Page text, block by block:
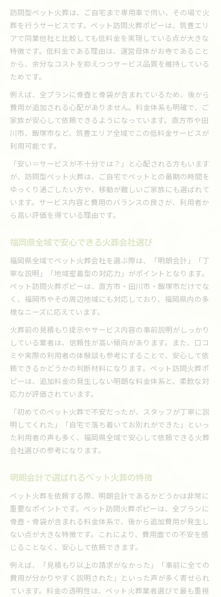
プラン内容と料金の明朗比較が重要
低料金でも高品質なサービスの見極め方
ペット火葬の費用と明朗なサービスを知るために
ペット火葬の平均費用と安心価格の違い
筑豊でわかる料金体系のポイント解説
骨壺や骨袋も含むお得な火葬プラン紹介
訪問型ペット火葬は、ご自宅まで専用車で伺い、その場で火
葬を行うサービスです。ペット訪問火葬ポピーは、筑豊エリ
アで同業他社と比較しても低料金を実現している点が大きな
特徴です。低料金である理由は、運営母体がお寺であること
から、余分なコストを抑えつつサービス品質を維持している
ためです。
例えば、全プランに骨壺と骨袋が含まれているため、後から
費用が追加される心配がありません。料金体系も明確で、ご
家族が安心して依頼できるようになっています。直方市や田
川市、飯塚市など、筑豊エリア全域でこの低料金サービスが
利用可能です。
「安い＝サービスが不十分では？」と心配される方もいます
が、訪問型ペット火葬は、ご自宅でペットとの最期の時間を
ゆっくり過ごしたい方や、移動が難しいご家族にも選ばれて
います。サービス内容と費用のバランスの良さが、利用者か
ら高い評価を得ている理由です。
福岡県全域で安心できる火葬会社選び
福岡県全域でペット火葬会社を選ぶ際は、「明朗会計」「丁
寧な説明」「地域密着型の対応力」がポイントとなります。
ペット訪問火葬ポピーは、直方市・田川市・飯塚市だけでな
く、福岡市やその周辺地域にも対応しており、福岡県内の多
様なニーズに応えています。
火葬前の見積もり提示やサービス内容の事前説明がしっかり
している業者は、信頼性が高い傾向があります。また、口コ
ミや実際の利用者の体験談も参考にすることで、安心して依
頼できるかどうかの判断材料になります。ペット訪問火葬ポ
ピーは、追加料金の発生しない明朗な料金体系と、柔軟な対
応力が評価されています。
「初めてのペット火葬で不安だったが、スタッフが丁寧に説
明してくれた」「自宅で落ち着いてお別れができた」といっ
た利用者の声も多く、福岡県全域で安心して依頼できる火葬
会社選びの参考になります。
明朗会計で選ばれるペット火葬の特徴
ペット火葬を依頼する際、明朗会計であるかどうかは非常に
重要なポイントです。ペット訪問火葬ポピーは、全プランに
骨壺・骨袋が含まれる料金体系で、後から追加費用が発生し
ない点が大きな特徴です。これにより、費用面での不安を感
じることなく、安心して依頼できます。
例えば、「見積もり以上の請求がなかった」「事前に全ての
費用が分かりやすく説明された」といった声が多く寄せられ
ています。料金の透明性は、ペット火葬業者選びで最も重視